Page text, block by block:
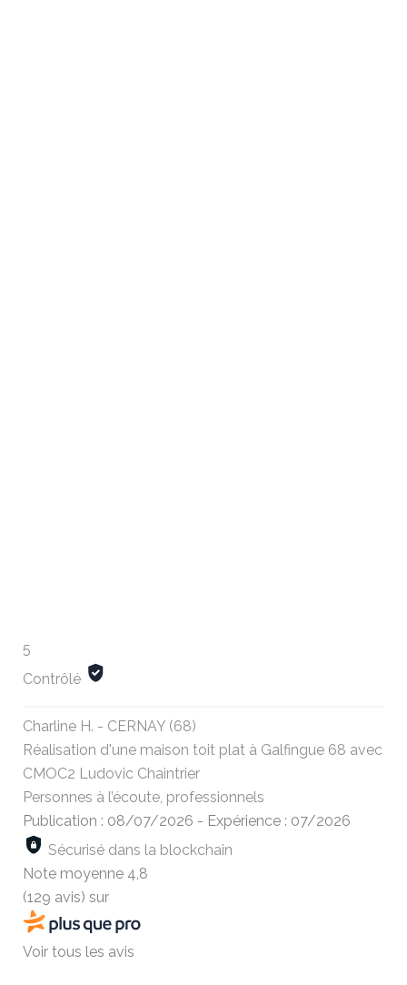
5
Contrôlé
Charline H. - CERNAY (68)
Réalisation d'une maison toit plat à Galfingue 68 avec
CMOC2 Ludovic Chaintrier
Personnes à l’écoute, professionnels
Publication : 08/07/2026 - Expérience : 07/2026
Sécurisé dans la blockchain
Note moyenne 4,8
(129 avis) sur
Voir tous les avis